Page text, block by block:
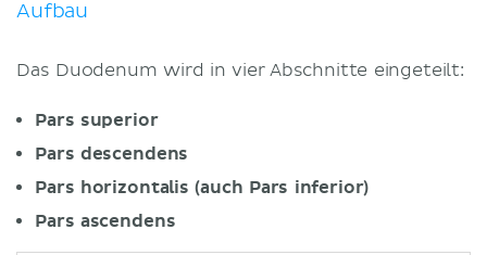
Aufbau
Das Duodenum wird in vier Abschnitte eingeteilt:
Pars superior
Pars descendens
Pars horizontalis (auch Pars inferior)
Pars ascendens